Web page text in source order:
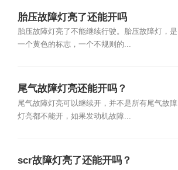
胎压故障灯亮了还能开吗
胎压故障灯亮了不能继续行驶。胎压故障灯，是
一个黄色的标志，一个不规则的...
尾气故障灯亮还能开吗？
尾气故障灯亮可以继续开，并不是所有尾气故障
灯亮都不能开，如果发动机故障...
scr故障灯亮了还能开吗？